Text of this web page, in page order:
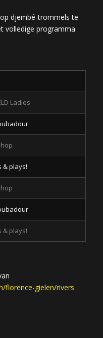
djembé-trommels te
volledige programma
Ladies
& plays!
& plays!
florence-gielen/rivers